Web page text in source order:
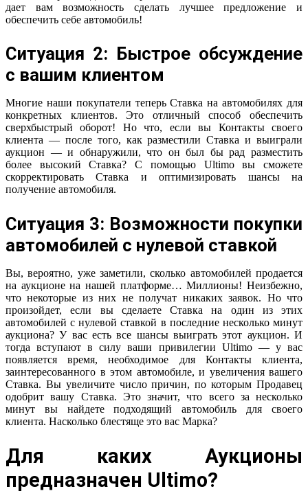
дает вам возможность сделать лучшее предложение и
обеспечить себе автомобиль!
Ситуация 2: Быстрое обсуждение
с вашим клиентом
Многие наши покупатели теперь Ставка на автомобилях для
конкретных клиентов. Это отличный способ обеспечить
сверхбыстрый оборот! Но что, если вы Контакты своего
клиента — после того, как разместили Ставка и выиграли
аукцион — и обнаружили, что он был бы рад разместить
более высокий Ставка? С помощью Ultimo вы сможете
скорректировать Ставка и оптимизировать шансы на
получение автомобиля.
Ситуация 3: Возможности покупки
автомобилей с нулевой ставкой
Вы, вероятно, уже заметили, сколько автомобилей продается
на аукционе на нашей платформе… Миллионы! Неизбежно,
что некоторые из них не получат никаких заявок. Но что
произойдет, если вы сделаете Ставка на один из этих
автомобилей с нулевой ставкой в последние несколько минут
аукциона? У вас есть все шансы выиграть этот аукцион. И
тогда вступают в силу ваши привилегии Ultimo — у вас
появляется время, необходимое для Контакты клиента,
заинтересованного в этом автомобиле, и увеличения вашего
Ставка. Вы увеличите число причин, по которым Продавец
одобрит вашу Ставка. Это значит, что всего за несколько
минут вы найдете подходящий автомобиль для своего
клиента. Насколько блестяще это вас Марка?
Для каких Аукционы
предназначен Ultimo?